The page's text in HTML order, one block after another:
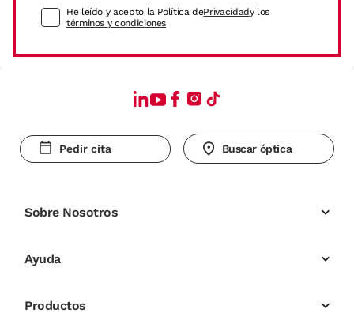
He leído y acepto la Política dePrivacidady los
términos y condiciones
Pedir cita Buscar óptica
Sobre Nosotros
Ayuda
Productos